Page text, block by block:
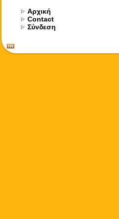
Αρχική
Contact
Σύνδεση